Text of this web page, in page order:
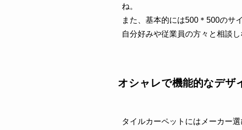
ね。
また、基本的には500＊500のサ
自分好みや従業員の方々と相談
オシャレで機能的なデザ
タイルカーペットにはメーカー